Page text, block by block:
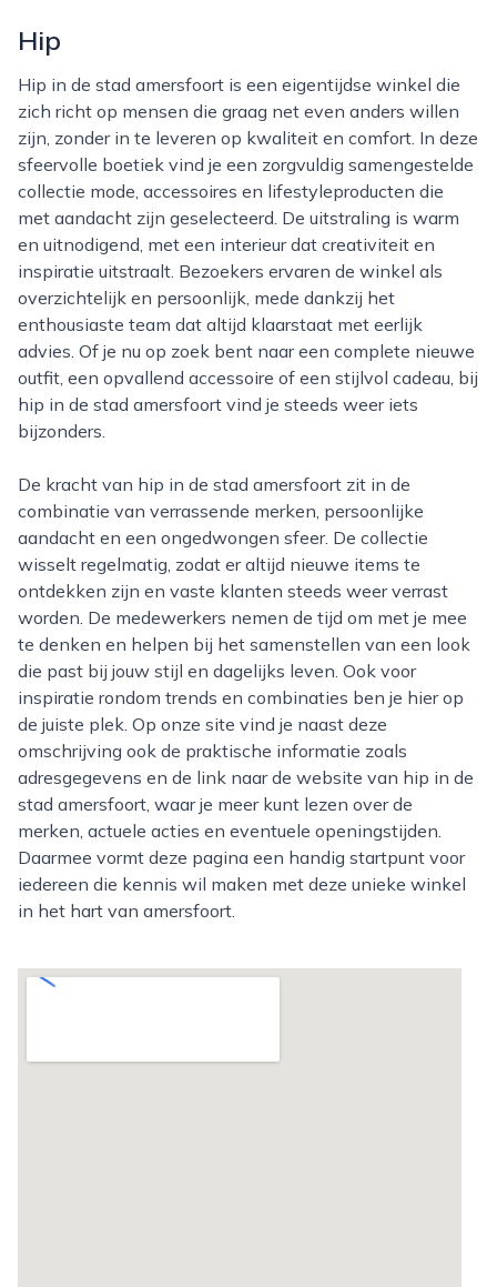
Hip
Hip in de stad amersfoort is een eigentijdse winkel die
zich richt op mensen die graag net even anders willen
zijn, zonder in te leveren op kwaliteit en comfort. In deze
sfeervolle boetiek vind je een zorgvuldig samengestelde
collectie mode, accessoires en lifestyleproducten die
met aandacht zijn geselecteerd. De uitstraling is warm
en uitnodigend, met een interieur dat creativiteit en
inspiratie uitstraalt. Bezoekers ervaren de winkel als
overzichtelijk en persoonlijk, mede dankzij het
enthousiaste team dat altijd klaarstaat met eerlijk
advies. Of je nu op zoek bent naar een complete nieuwe
outfit, een opvallend accessoire of een stijlvol cadeau, bij
hip in de stad amersfoort vind je steeds weer iets
bijzonders.
De kracht van hip in de stad amersfoort zit in de
combinatie van verrassende merken, persoonlijke
aandacht en een ongedwongen sfeer. De collectie
wisselt regelmatig, zodat er altijd nieuwe items te
ontdekken zijn en vaste klanten steeds weer verrast
worden. De medewerkers nemen de tijd om met je mee
te denken en helpen bij het samenstellen van een look
die past bij jouw stijl en dagelijks leven. Ook voor
inspiratie rondom trends en combinaties ben je hier op
de juiste plek. Op onze site vind je naast deze
omschrijving ook de praktische informatie zoals
adresgegevens en de link naar de website van hip in de
stad amersfoort, waar je meer kunt lezen over de
merken, actuele acties en eventuele openingstijden.
Daarmee vormt deze pagina een handig startpunt voor
iedereen die kennis wil maken met deze unieke winkel
in het hart van amersfoort.